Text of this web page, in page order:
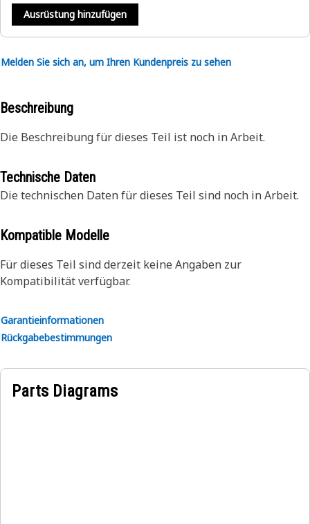
Ausrüstung hinzufügen
Melden Sie sich an, um Ihren Kundenpreis zu sehen
Beschreibung
Die Beschreibung für dieses Teil ist noch in Arbeit.
Technische Daten
Die technischen Daten für dieses Teil sind noch in Arbeit.
Kompatible Modelle
Für dieses Teil sind derzeit keine Angaben zur
Kompatibilität verfügbar.
Garantieinformationen
Rückgabebestimmungen
Parts Diagrams